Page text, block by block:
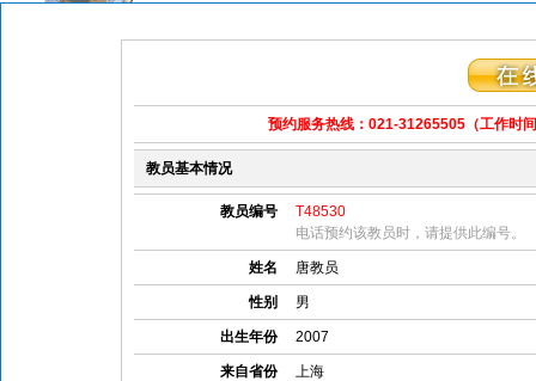
预约服务热线：021-31265505 （工作时
教员基本情况
教员编号
T48530
电话预约该教员时，请提供此编号。
姓名 唐教员
性别 男
出生年份 2007
来自省份 上海